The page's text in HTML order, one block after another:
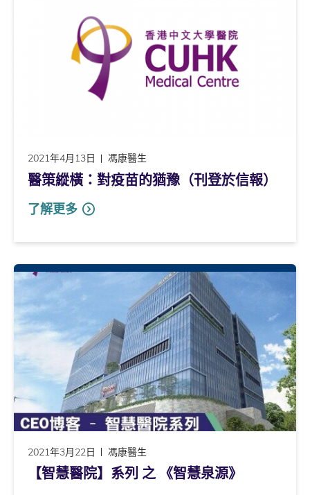
2021年4月13日 馮康醫生
醫策縱橫：對疫苗的猶豫（刊登於信報）
了解更多
2021年3月22日 馮康醫生
【智慧醫院】系列 之 《智慧泉源》